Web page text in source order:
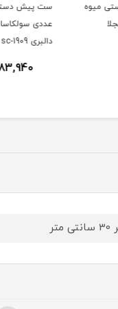
ست پیش دستی
عددی سولکاسا سفید
دالبری sc-1909
5,083,940